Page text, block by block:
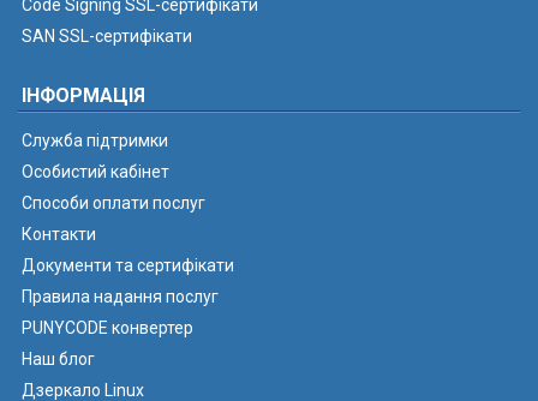
Code Signing SSL-сертифікати
SAN SSL-сертифікати
ІНФОРМАЦІЯ
Служба підтримки
Особистий кабінет
Способи оплати послуг
Контакти
Документи та сертифікати
Правила надання послуг
PUNYCODE конвертер
Наш блог
Дзеркало Linux